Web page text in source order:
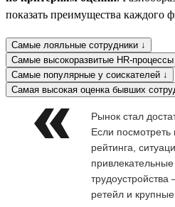
показать преимущества каждого
Самые лояльные сотрудники ↓
Самые высокоразвитые HR-процессы
Самые популярные у соискателей ↓
Самая высокая оценка бывших
Рынок стал
Если посмотреть
рейтинга,
ретейл и